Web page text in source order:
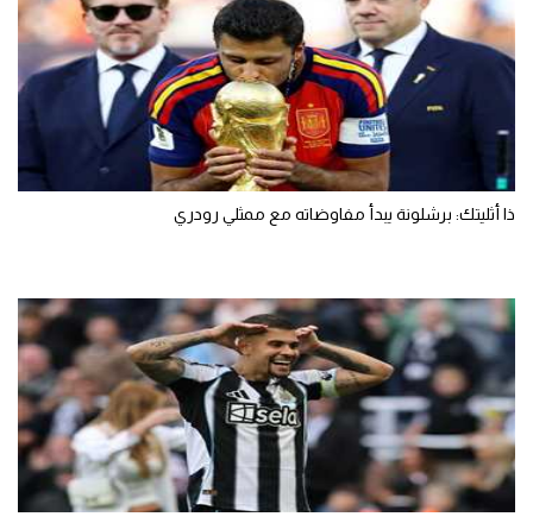
ذا أثليتك: برشلونة يبدأ مفاوضاته مع ممثلي رودري